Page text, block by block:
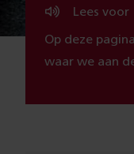
Lees voor
Op deze
waar we aan